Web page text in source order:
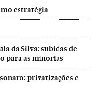
estratégia
da Silva: subidas de
para as minorias
privatizações e